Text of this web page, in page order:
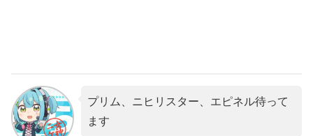
プリム、ニヒリスター、エピネル待って
ます